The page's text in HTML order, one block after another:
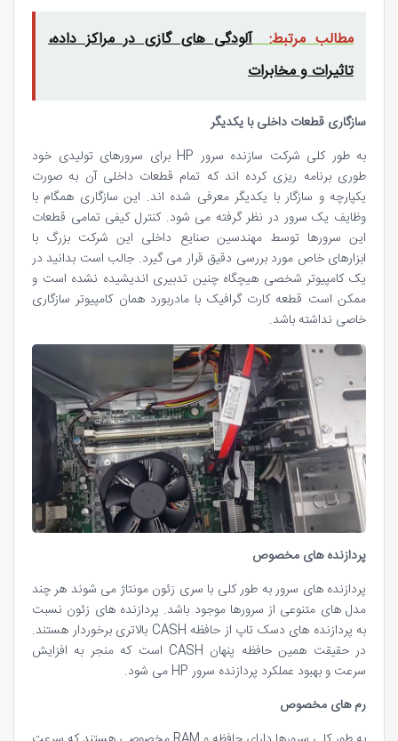
مطالب مرتبط:
آلودگی های گازی در مراکز داده،
تاثیرات و مخابرات
سازگاری قطعات داخلی با یکدیگر
به طور کلی شرکت سازنده سرور HP برای سرورهای تولیدی خود
طوری برنامه ریزی کرده اند که تمام قطعات داخلی آن به صورت
یکپارچه و سازگار با یکدیگر معرفی شده اند. این سازگاری همگام با
وظایف یک سرور در نظر گرفته می شود. کنترل کیفی تمامی قطعات
این سرورها توسط مهندسین صنایع داخلی این شرکت بزرگ با
ابزارهای خاص مورد بررسی دقیق قرار می گیرد. جالب است بدانید در
یک کامپیوتر شخصی هیچگاه چنین تدبیری اندیشیده نشده است و
ممکن است قطعه کارت گرافیک با مادربورد همان کامپیوتر سازگاری
خاصی نداشته باشد.
پردازنده های مخصوص
پردازنده های سرور به طور کلی با سری زئون مونتاژ می شوند هر چند
مدل های متنوعی از سرورها موجود باشد. پردازنده های زئون نسبت
به پردازنده های دسک تاپ از حافظه CASH بالاتری برخوردار هستند.
در حقیقت همین حافظه پنهان CASH است که منجر به افزایش
سرعت و بهبود عملکرد پردازنده سرور HP می شود.
رم های مخصوص